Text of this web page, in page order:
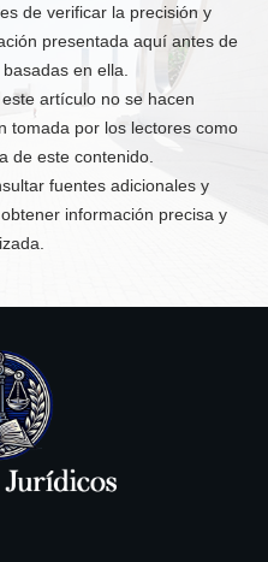
de verificar la precisión y
presentada aquí antes de
en ella.
artículo no se hacen
tomada por los lectores como
de este contenido.
fuentes adicionales y
información precisa y